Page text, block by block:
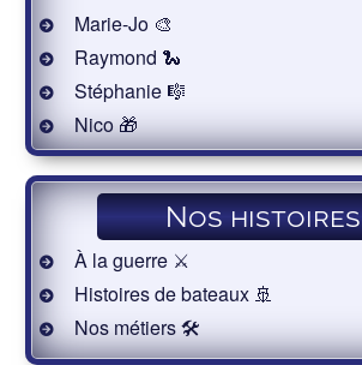
Marie-Jo 🎨
Raymond 🐍
Stéphanie 🎼
Nico 🎁
Nos histoires
À la guerre ⚔️
Histoires de bateaux 🚢
Nos métiers 🛠